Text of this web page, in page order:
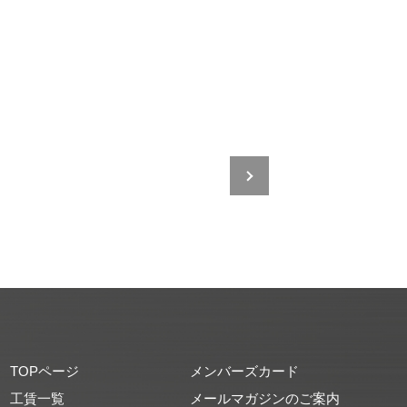
TOPページ
メンバーズカード
工賃一覧
メールマガジンのご案内